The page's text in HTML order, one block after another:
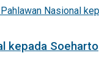
kepada Soeharto